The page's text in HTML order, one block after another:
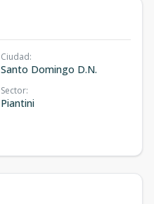
Ciudad:
Santo Domingo D.N.
Sector:
Piantini